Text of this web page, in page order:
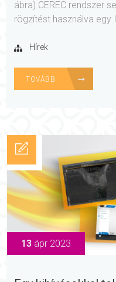
ábra) CEREC rendszer
rögzítést használva egy
Hírek
TOVÁBB
13 ápr 2023